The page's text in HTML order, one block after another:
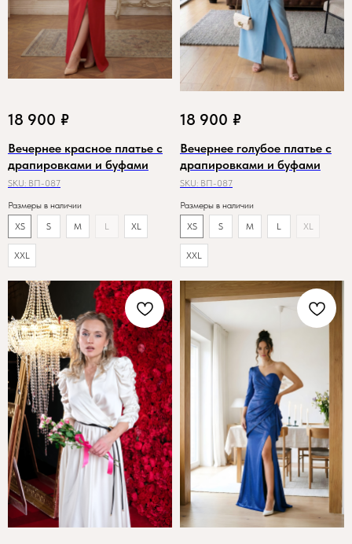
18 900 ₽
Вечернее красное платье с
драпировками и буфами
SKU: ВП-087
Размеры в наличии
XS
S M L XL
XXL
18 900 ₽
Вечернее голубое платье с
драпировками и буфами
SKU: ВП-087
Размеры в наличии
XS
S M L XL
XXL